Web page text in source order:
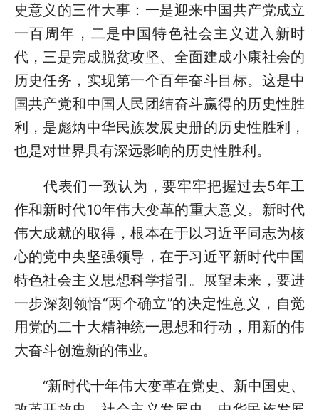
史意义的三件大事：一是迎来中国共产党成立
一百周年，二是中国特色社会主义进入新时
代，三是完成脱贫攻坚、全面建成小康社会的
历史任务，实现第一个百年奋斗目标。这是中
国共产党和中国人民团结奋斗赢得的历史性胜
利，是彪炳中华民族发展史册的历史性胜利，
也是对世界具有深远影响的历史性胜利。
代表们一致认为，要牢牢把握过去5年工
作和新时代10年伟大变革的重大意义。新时代
伟大成就的取得，根本在于以习近平同志为核
心的党中央坚强领导，在于习近平新时代中国
特色社会主义思想科学指引。展望未来，要进
一步深刻领悟“两个确立”的决定性意义，自觉
用党的二十大精神统一思想和行动，用新的伟
大奋斗创造新的伟业。
“新时代十年伟大变革在党史、新中国史、